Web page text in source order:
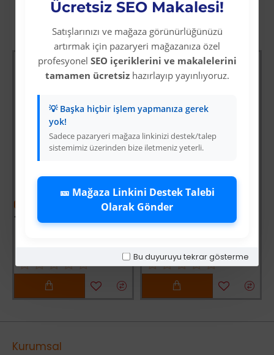
Ücretsiz SEO Makalesi!
Satışlarınızı ve mağaza görünürlüğünüzü
artırmak için pazaryeri mağazanıza özel
profesyonel SEO içeriklerini ve makalelerini
tamamen ücretsizhazırlayıp yayınlıyoruz.
💡 Başka hiçbir işlem yapmanıza gerek
yok!
Sadece pazaryeri mağaza linkinizi destek/talep
sistemimiz üzerinden bize iletmeniz yeterli.
🎫 Mağaza Linkini Destek Talebi
Olarak Gönder
Bu duyuruyu tekrar gösterme
Diğer Kategori Ürünleri
-64 %
Tomax SDS Plus 4 Elmaslı Hilti / Matkap Ucu 11x210
Üyelere Özel Fiyat -64 %
Fırtına Yaklaşırken
Kurumsal